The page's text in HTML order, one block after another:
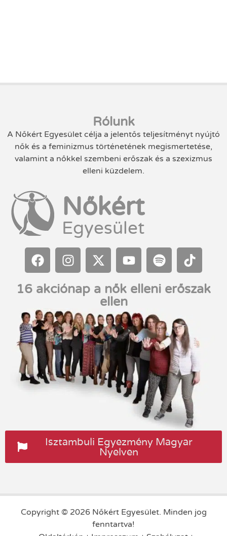
Rólunk
A Nőkért Egyesület célja a jelentős teljesítményt nyújtó
nők és a feminizmus történetének megismertetése,
valamint a nőkkel szembeni erőszak és a szexizmus
elleni küzdelem.
Nőkért
Egyesület
16 akciónap a nők elleni erőszak
ellen
Isztambuli Egyezmény Magyar
Nyelven
Copyright © 2026 Nőkért Egyesület. Minden jog
fenntartva!